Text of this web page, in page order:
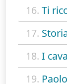
16. Ti
17.
18. I
19.